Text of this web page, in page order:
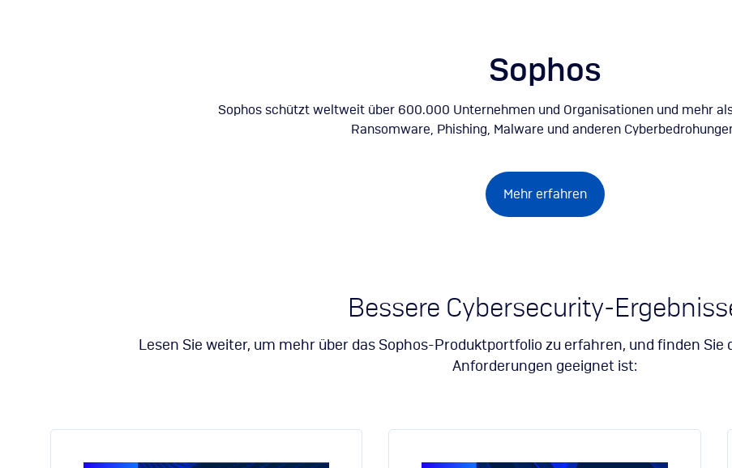
Sophos
Sophos schützt weltweit über 600.000 Unternehmen und Organisationen und mehr
Ransomware, Phishing, Malware und anderen
Mehr erfahren
Bessere Cybersecurity-
Lesen Sie weiter, um mehr über das Sophos-Produktportfolio zu erfahren, und finden Sie
Anforderungen geeignet ist: